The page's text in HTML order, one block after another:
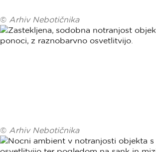
© Arhiv Nebotičnika
© Arhiv Nebotičnika